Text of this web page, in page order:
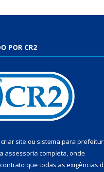
POR CR2
criar site ou sistema para
assessoria completa, onde
que todas as exigências